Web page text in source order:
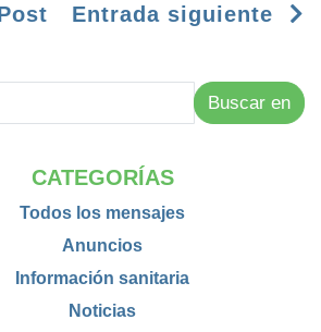
Entrada siguiente
Buscar en
CATEGORÍAS
Todos los mensajes
Anuncios
Información sanitaria
Noticias